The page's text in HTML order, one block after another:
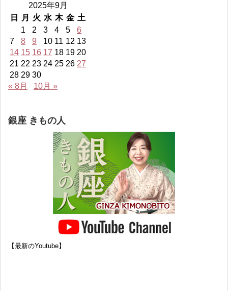
ル
を
Facebook
で
表
示
ル
を
Twitter
で
表
示
ル
を
Instagram
で
表
ー
ル
を
YouTube
で
示
2025年9月
日
月 火 水 木 金 土
1
2 3 4 5
6
7
8 9 10 11 12 13
14 15 16 17 18 19 20
21 22 23 24 25 26 27
28 29 30
« 8月
10月 »
銀座 きもの人
【最新のYoutube】